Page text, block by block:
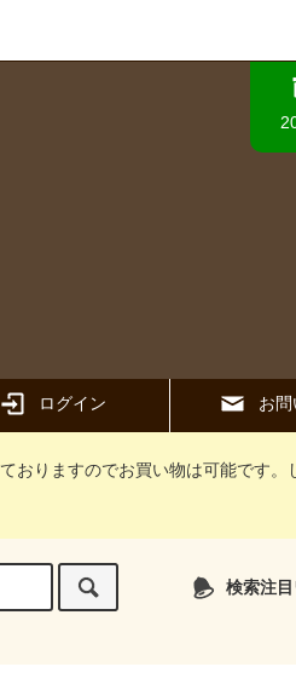
ログイン お
おりますのでお買い物は可能です
検索注